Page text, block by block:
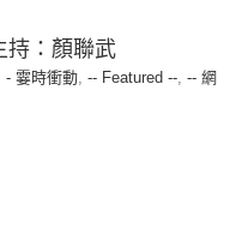
持：顏聯武
- 霎時衝動, -- Featured --, -- 網